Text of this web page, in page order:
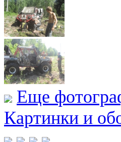
Еще
Картинки и